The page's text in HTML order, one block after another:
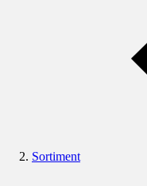
Sortiment